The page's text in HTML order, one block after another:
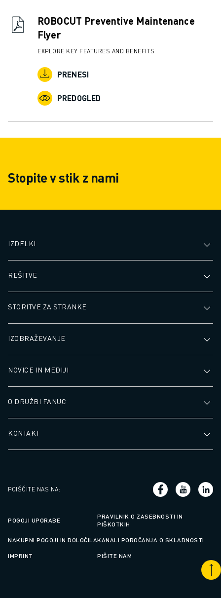
NOVICE IN MEDIJI
NOVICE IN MEDIJI
IZOBRAŽEVALNI DOGODKI
O DRUŽBI FANUC
O DRUŽBI FANUC
FANUC V EVROPI
NAŠE LOKACIJE
LOKACIJE
ROBOCUT Preventive Maintenance
Flyer
EXPLORE KEY FEATURES AND BENEFITS
PRENESI
PREDOGLED
Stopite v stik z nami
IZDELKI
REŠITVE
STORITVE ZA STRANKE
IZOBRAŽEVANJE
NOVICE IN MEDIJI
O DRUŽBI FANUC
KONTAKT
POIŠČITE NAS NA:
POGOJI UPORABE
PRAVILNIK O ZASEBNOSTI IN
PIŠKOTKIH
NAKUPNI POGOJI IN DOLOČILAKANALI POROČANJA O SKLADNOSTI
IMPRINT PIŠITE NAM